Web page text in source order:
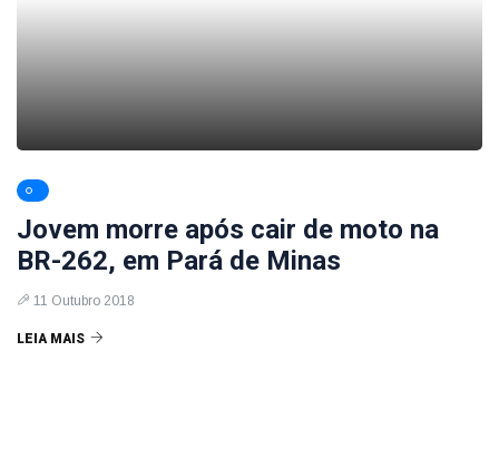
Jovem morre após cair de moto na
BR-262, em Pará de Minas
11 Outubro 2018
LEIA MAIS